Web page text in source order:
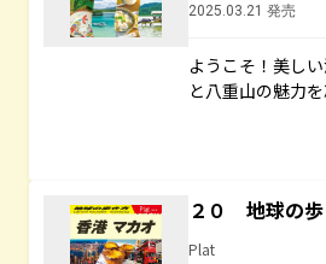
2025.03.21 発売
ようこそ！美し
と八重山の魅力
２０ 地球の
Plat